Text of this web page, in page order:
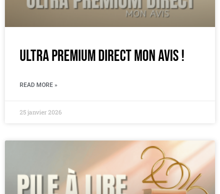
Ultra Premium Direct mon Avis !
READ MORE »
25 janvier 2026